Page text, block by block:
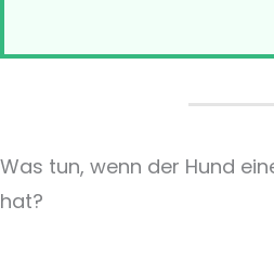
Was tun, wenn der Hund
hat?